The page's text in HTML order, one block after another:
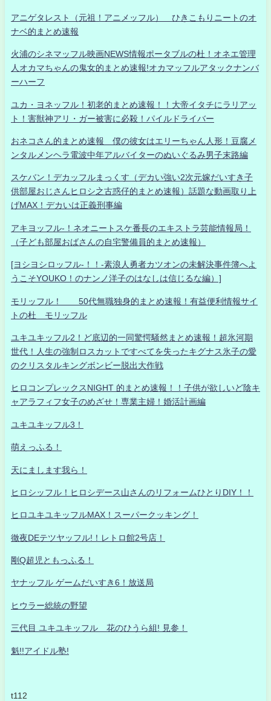
アニゲタレスト（元祖！アニメッフル） ひきこもりニートのオ
ナベ的まとめ速報
火浦のシネマッフル映画NEWS情報ポータブルの杜！オネエ管理
人オカマちゃんの鬼女的まとめ速報!オカマッフルアタックナンバ
ーハーフ
ユカ・ヨネッフル！初老的まとめ速報！！大帝イタチにラリアッ
ト！害獣神アリ・ガー被害に必殺！パイルドライバー
おネコさん的まとめ速報 僕の彼女はエリーちゃん人形！豆腐メ
ンタルメンヘラ電波中年アルバイターのぬいぐるみ男子末路編
スケバン！デカッフルまっくす（デカい強い2次元嫁だいすき子
供部屋おじさんヒロシ之古惑仔的まとめ速報）話題な動画取り上
げMAX！デカいは正義刑事編
アキヨッフル-！ネオニートスケ番長のエキストラ芸能情報局！
（子ども部屋おばさんの自宅警備員的まとめ速報）
[ヨシヨシロッフル-！！-素浪人勇者カツオンの未解決事件簿へよ
うこそYOUKO！のナンノ洋子のはなしは信じるな編）]
モリッフル！ 50代無職独身的まとめ速報！有益便利情報サイ
トの杜 モリッフル
ユキユキッフル2！ど底辺的一同驚愕騒然まとめ速報！超氷河期
世代！人生の強制ロスカットですべてを失ったキグナス氷子の愛
のクリスタルキングボンビー脱出大作戦
ヒロコンプレックスNIGHT 的まとめ速報！！子供が欲しいど陰キ
ャアラフィフ女子のめざせ！専業主婦！婚活計画編
ユキユキッフル3！
萌えっふる！
天にまします我ら！
ヒロシッフル！ヒロシデース山さんのリフォームひとりDIY！！
ヒロユキユキッフルMAX！スーパークッキング！
徹夜DEテツヤッフル!！レトロ館2号店！
剛Q超児ともっふる！
ヤナッフル ゲームだいすき6！放送局
ヒウラー総統の野望
三代目 ユキユキッフル 花のひうら組! 見参！
魁!!アイドル塾!
t112